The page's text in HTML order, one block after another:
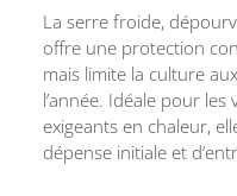
La serre froide,
offre une protection
mais limite la culture
l’année. Idéale pour
exigeants en chaleur,
dépense initiale et